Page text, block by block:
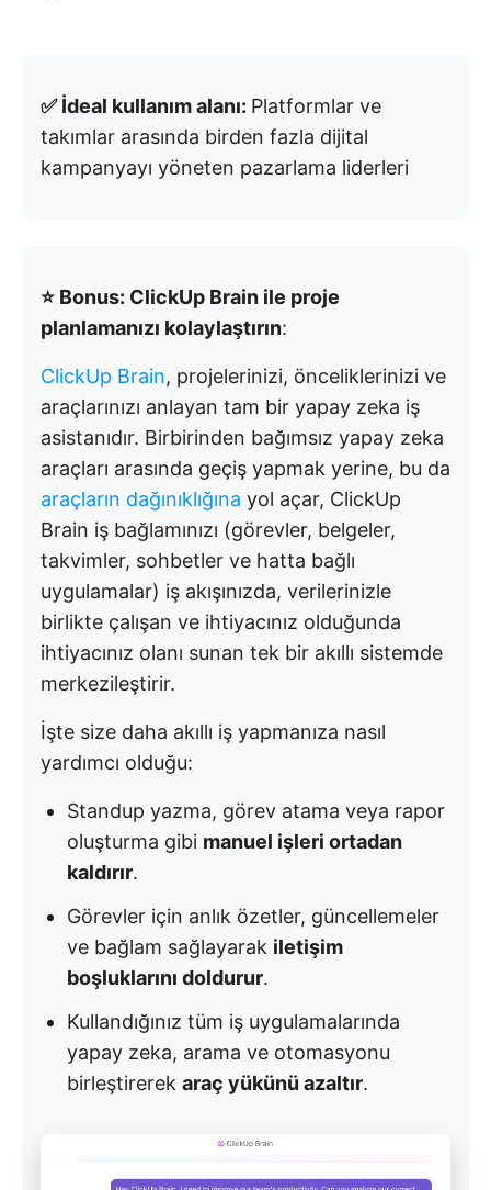
✅ İdeal kullanım alanı: Platformlar ve
takımlar arasında birden fazla dijital
kampanyayı yöneten pazarlama liderleri
⭐ Bonus: ClickUp Brain ile proje
planlamanızı kolaylaştırın:
ClickUp Brain, projelerinizi, önceliklerinizi ve
araçlarınızı anlayan tam bir yapay zeka iş
asistanıdır. Birbirinden bağımsız yapay zeka
araçları arasında geçiş yapmak yerine, bu da
araçların dağınıklığına yol açar, ClickUp
Brain iş bağlamınızı (görevler, belgeler,
takvimler, sohbetler ve hatta bağlı
uygulamalar) iş akışınızda, verilerinizle
birlikte çalışan ve ihtiyacınız olduğunda
ihtiyacınız olanı sunan tek bir akıllı sistemde
merkezileştirir.
İşte size daha akıllı iş yapmanıza nasıl
yardımcı olduğu:
Standup yazma, görev atama veya rapor
oluşturma gibi manuel işleri ortadan
kaldırır.
Görevler için anlık özetler, güncellemeler
ve bağlam sağlayarak iletişim
boşluklarını doldurur.
Kullandığınız tüm iş uygulamalarında
yapay zeka, arama ve otomasyonu
birleştirerek araç yükünü azaltır.